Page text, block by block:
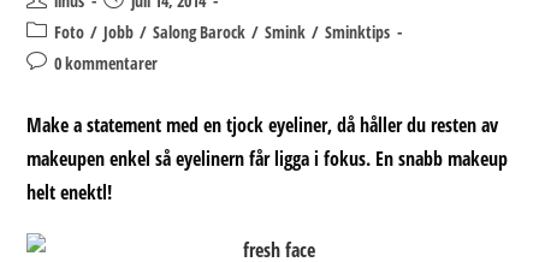
publicerat:
Inläggskategori:
Foto / Jobb / Salong Barock / Smink / Sminktips
Kommentarer
inlägget:
0 kommentarer
Make a statement med en tjock eyeliner, då håller du resten av
makeupen enkel så eyelinern får ligga i fokus. En snabb makeup
helt enektl!